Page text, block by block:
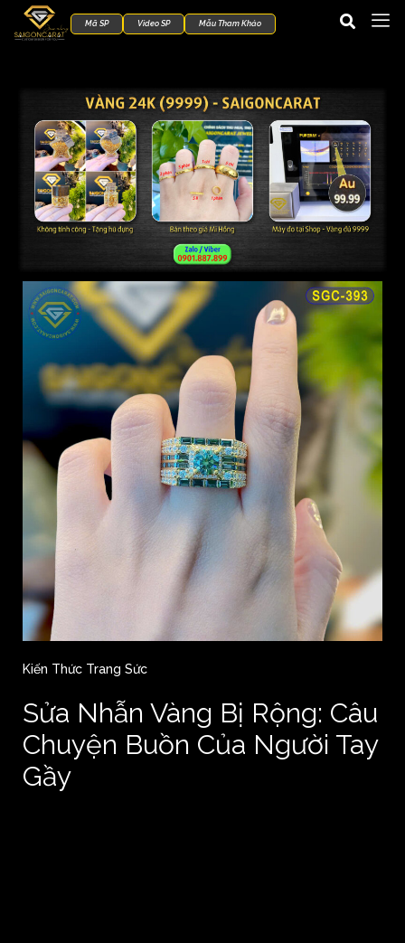
Mã SP Video SP Mẫu Tham Khảo
Kiến Thức Trang Sức
Sửa Nhẫn Vàng Bị Rộng: Câu
Chuyện Buồn Của Người Tay
Gầy